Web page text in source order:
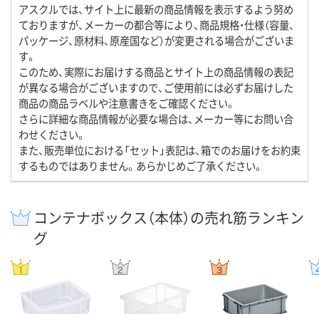
アスクルでは、サイト上に最新の商品情報を表示するよう努め
ておりますが、メーカーの都合等により、商品規格・仕様（容量、
パッケージ、原材料、原産国など）が変更される場合がございま
す。
このため、実際にお届けする商品とサイト上の商品情報の表記
が異なる場合がございますので、ご使用前には必ずお届けした
商品の商品ラベルや注意書きをご確認ください。
さらに詳細な商品情報が必要な場合は、メーカー等にお問い合
わせください。
また、販売単位における「セット」表記は、箱でのお届けをお約束
するものではありません。あらかじめご了承ください。
コンテナボックス（本体）の売れ筋ランキン
グ